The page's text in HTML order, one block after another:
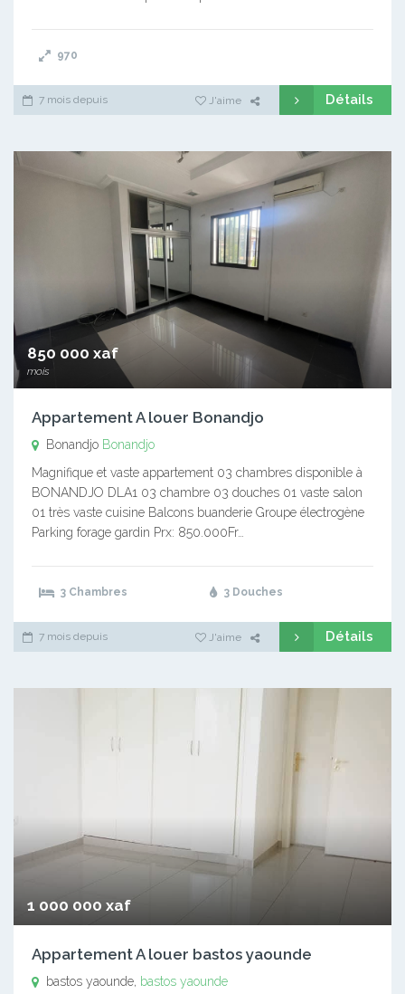
970
7 mois depuis J'aime Détails
850 000 xaf
mois
Appartement A louer Bonandjo
Bonandjo Bonandjo
Magnifique et vaste appartement 03 chambres disponible à
BONANDJO DLA1 03 chambre 03 douches 01 vaste salon
01 très vaste cuisine Balcons buanderie Groupe électrogène
Parking forage gardin Prx: 850.000Fr…
3 Chambres 3 Douches
7 mois depuis J'aime Détails
1 000 000 xaf
Appartement A louer bastos yaounde
bastos yaounde, bastos yaounde